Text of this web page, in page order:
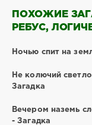
ПОХОЖИЕ
РЕБУС,
Ночью спит на
Не колючий
Загадка
Вечером наземь
- Загадка